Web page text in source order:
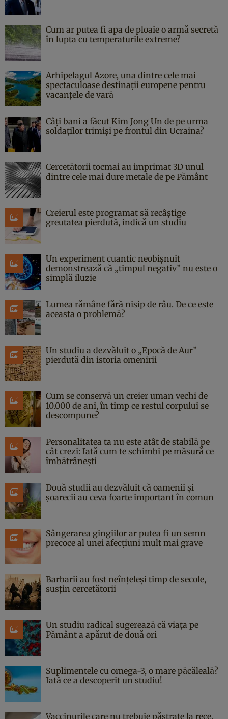
Cum ar putea fi apa de ploaie o armă secretă
în lupta cu temperaturile extreme?
Arhipelagul Azore, una dintre cele mai
spectaculoase destinații europene pentru
vacanțele de vară
Câți bani a făcut Kim Jong Un de pe urma
soldaților trimiși pe frontul din Ucraina?
Cercetătorii tocmai au imprimat 3D unul
dintre cele mai dure metale de pe Pământ
Creierul este programat să recâștige
greutatea pierdută, indică un studiu
Un experiment cuantic neobișnuit
demonstrează că „timpul negativ” nu este o
simplă iluzie
Lumea rămâne fără nisip de râu. De ce este
aceasta o problemă?
Un studiu a dezvăluit o „Epocă de Aur”
pierdută din istoria omenirii
Cum se conservă un creier uman vechi de
10.000 de ani, în timp ce restul corpului se
descompune?
Personalitatea ta nu este atât de stabilă pe
cât crezi: Iată cum te schimbi pe măsură ce
îmbătrânești
Două studii au dezvăluit că oamenii și
șoarecii au ceva foarte important în comun
Sângerarea gingiilor ar putea fi un semn
precoce al unei afecțiuni mult mai grave
Barbarii au fost neînțeleși timp de secole,
susțin cercetătorii
Un studiu radical sugerează că viața pe
Pământ a apărut de două ori
Suplimentele cu omega-3, o mare păcăleală?
Iată ce a descoperit un studiu!
Vaccinurile care nu trebuie păstrate la rece,